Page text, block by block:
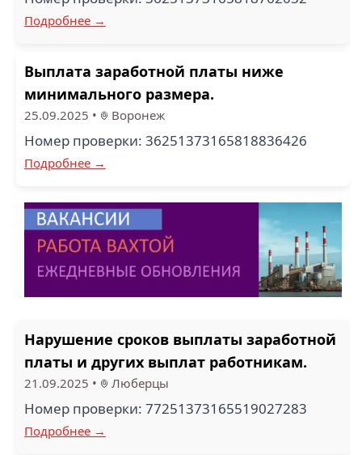
Подробнее →
Выплата заработной платы ниже
минимального размера.
25.09.2025 • Воронеж
Номер проверки: 36251373165818836426
Подробнее →
Нарушение сроков выплаты заработной
платы и других выплат работникам.
21.09.2025 • Люберцы
Номер проверки: 77251373165519027283
Подробнее →